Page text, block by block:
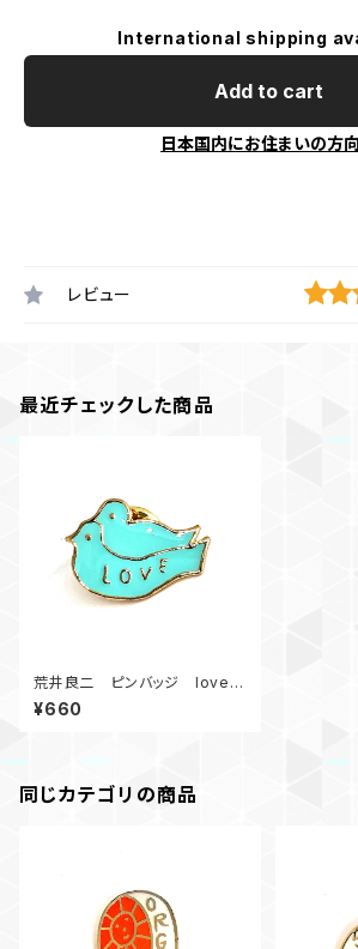
International shipping
Add to cart
日本国内にお住まいの方
レビュー
最近チェックした商品
荒井良二 ピンバッジ love b
irds
¥660
同じカテゴリの商品